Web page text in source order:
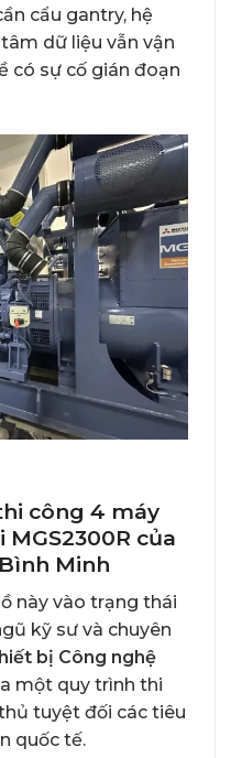
cẩu gantry, hệ
dữ liệu vẫn vận
có sự cố gián đoạn
công 4 máy
của
Minh
này vào trạng thái
kỹ sư và chuyên
bị Công nghệ
một quy trình thi
tuyệt đối các tiêu
quốc tế.